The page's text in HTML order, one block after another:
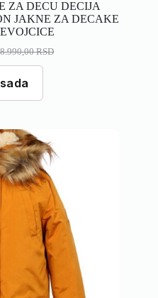
ZA DECU DECIJA
JAKNE ZA DECAKE
8.990,00RSD